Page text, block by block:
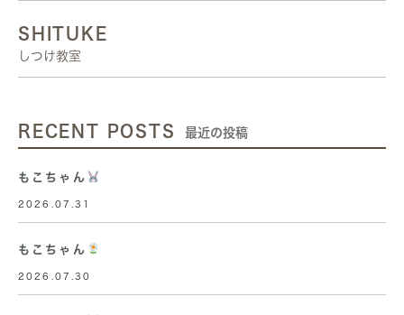
SHITUKE
しつけ教室
RECENT POSTS 最近の投稿
もこちゃん
2026.07.31
もこちゃん
2026.07.30